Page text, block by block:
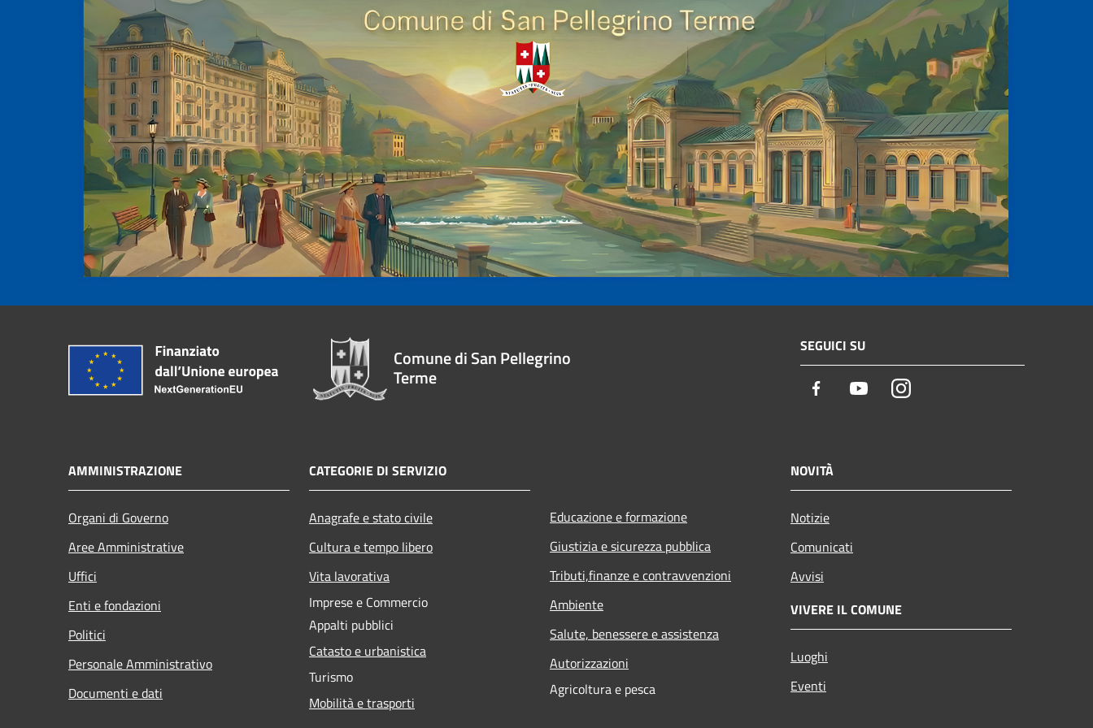
Comune di San Pellegrino
Terme
SEGUICI SU
Facebook YoutubeInstagram
AMMINISTRAZIONE
Organi di Governo
Aree Amministrative
Uffici
Enti e fondazioni
Politici
Personale Amministrativo
Documenti e dati
CATEGORIE DI SERVIZIO
Anagrafe e stato civile
Cultura e tempo libero
Vita lavorativa
Imprese e Commercio
Appalti pubblici
Catasto e urbanistica
Turismo
Mobilità e trasporti
Educazione e formazione
Giustizia e sicurezza pubblica
Tributi,finanze e contravvenzioni
Ambiente
Salute, benessere e assistenza
Autorizzazioni
Agricoltura e pesca
NOVITÀ
Notizie
Comunicati
Avvisi
VIVERE IL COMUNE
Luoghi
Eventi